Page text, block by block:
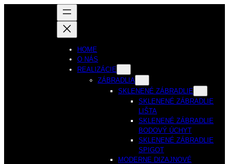
HOME
O NÁS
REALIZÁCIE
ZÁBRADLIA
SKLENENÉ ZÁBRADLIE
SKLENENÉ ZÁBRADLIE
LIŠTA
SKLENENÉ ZÁBRADLIE
BODOVÝ ÚCHYT
SKLENENÉ ZÁBRADLIE
SPIGOT
MODERNE DIZAJNOVÉ